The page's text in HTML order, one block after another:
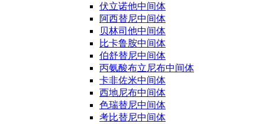
伏立诺他中间体
阿西替尼中间体
贝林司他中间体
比卡鲁胺中间体
伯舒替尼中间体
丙氨酸布立尼布中间体
卡非佐米中间体
西地尼布中间体
色瑞替尼中间体
考比替尼中间体